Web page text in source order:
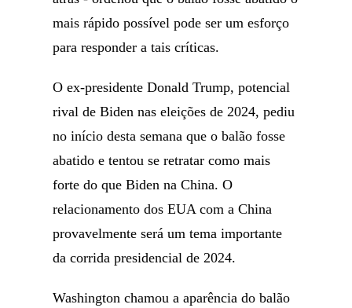
mais rápido possível pode ser um esforço
para responder a tais críticas.
O ex-presidente Donald Trump, potencial
rival de Biden nas eleições de 2024, pediu
no início desta semana que o balão fosse
abatido e tentou se retratar como mais
forte do que Biden na China. O
relacionamento dos EUA com a China
provavelmente será um tema importante
da corrida presidencial de 2024.
Washington chamou a aparência do balão